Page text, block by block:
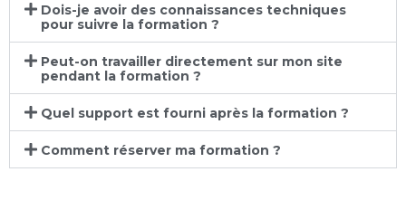
Dois-je avoir des connaissances techniques
pour suivre la formation ?
Peut-on travailler directement sur mon site
pendant la formation ?
Quel support est fourni après la formation ?
Comment réserver ma formation ?